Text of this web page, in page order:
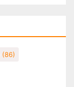
(86)